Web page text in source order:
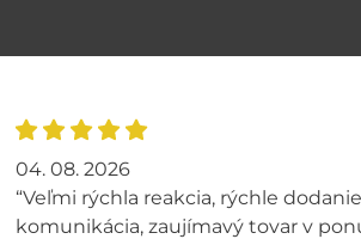
04. 08. 2026
“Veľmi rýchla reakcia, rýchle
komunikácia, zaujímavý tovar v